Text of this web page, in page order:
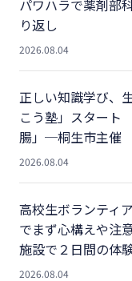
パワハラで薬剤部
り返し
2026.08.04
正しい知識学び、
こう塾」スタート
腸」─桐生市主催
2026.08.04
高校生ボランティ
でまず心構えや注
施設で２日間の体
2026.08.04